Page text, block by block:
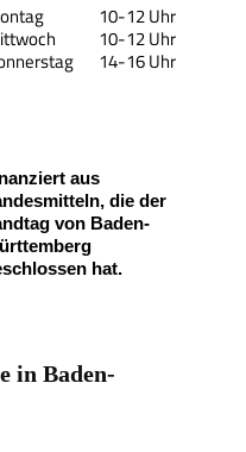
10-12 Uhr
10-12 Uhr
14-16 Uhr
aus
die der
von Baden-
hat.
in Baden-